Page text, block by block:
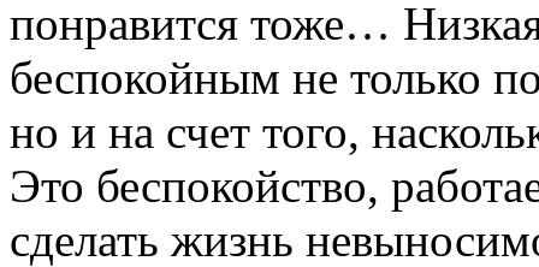
понравится тоже…
беспокойным не только
но и на счет того,
Это беспокойство,
сделать жизнь